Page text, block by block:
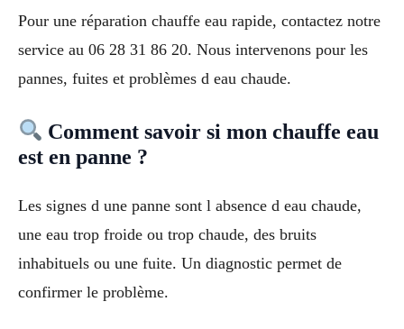
Pour une réparation chauffe eau rapide, contactez notre
service au 06 28 31 86 20. Nous intervenons pour les
pannes, fuites et problèmes d eau chaude.
Comment savoir si mon chauffe eau
est en panne ?
Les signes d une panne sont l absence d eau chaude,
une eau trop froide ou trop chaude, des bruits
inhabituels ou une fuite. Un diagnostic permet de
confirmer le problème.